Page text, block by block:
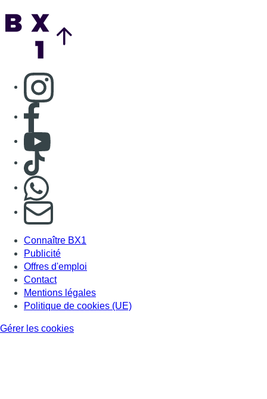
Consulter page Instagram
Consulter page Facebook
Consulter Youtube
Consulter TikTok
S'abonner à notre newsletter
Connaître BX1
Publicité
Offres d'emploi
Contact
Mentions légales
Politique de cookies (UE)
Gérer les cookies